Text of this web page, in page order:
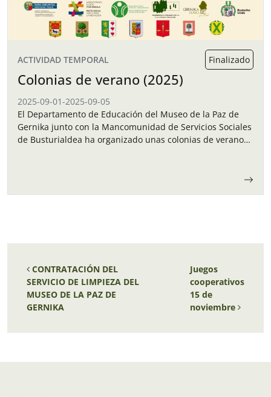
ACTIVIDAD TEMPORAL Finalizado
Colonias de verano (2025)
2025-09-01-2025-09-05
El Departamento de Educación del Museo de la Paz de
Gernika junto con la Mancomunidad de Servicios Sociales
de Busturialdea ha organizado unas colonias de verano
Navegación de entradas
CONTRATACIÓN DEL
SERVICIO DE LIMPIEZA DEL
MUSEO DE LA PAZ DE
GERNIKA
Juegos
cooperativos
15 de
noviembre